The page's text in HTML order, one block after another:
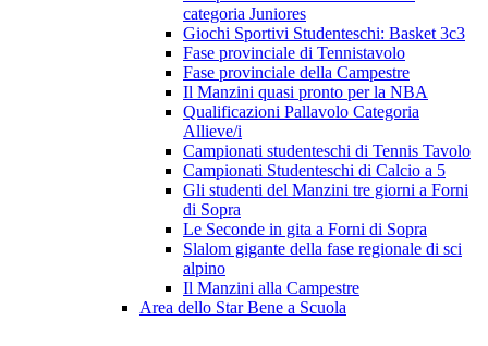
categoria Juniores
Giochi Sportivi Studenteschi: Basket 3c3
Fase provinciale di Tennistavolo
Fase provinciale della Campestre
Il Manzini quasi pronto per la NBA
Qualificazioni Pallavolo Categoria
Allieve/i
Campionati studenteschi di Tennis Tavolo
Campionati Studenteschi di Calcio a 5
Gli studenti del Manzini tre giorni a Forni
di Sopra
Le Seconde in gita a Forni di Sopra
Slalom gigante della fase regionale di sci
alpino
Il Manzini alla Campestre
Area dello Star Bene a Scuola